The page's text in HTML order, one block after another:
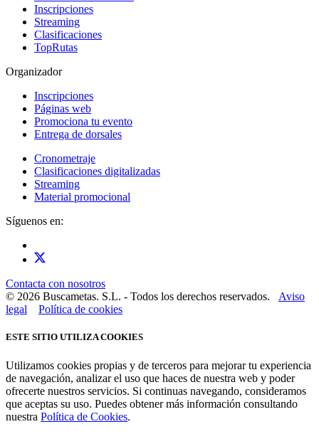
Inscripciones
Streaming
Clasificaciones
TopRutas
Organizador
Inscripciones
Páginas web
Promociona tu evento
Entrega de dorsales
Cronometraje
Clasificaciones digitalizadas
Streaming
Material promocional
Síguenos en:
Contacta con nosotros
© 2026 Buscametas. S.L. - Todos los derechos reservados. Aviso
legal
Política de cookies
ESTE SITIO UTILIZA COOKIES
Utilizamos cookies propias y de terceros para mejorar tu experiencia
de navegación, analizar el uso que haces de nuestra web y poder
ofrecerte nuestros servicios. Si continuas navegando, consideramos
que aceptas su uso. Puedes obtener más información consultando
nuestra Política de Cookies.